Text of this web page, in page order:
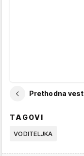
Prethodna vest
TAGOVI
VODITELJKA